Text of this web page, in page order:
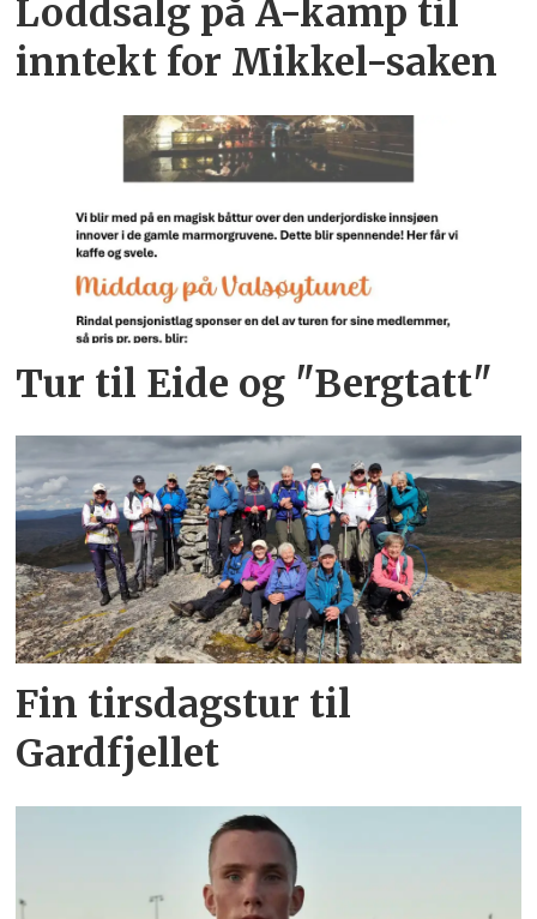
Loddsalg på A-kamp til
inntekt for Mikkel-saken
Tur til Eide og "Bergtatt"
Fin tirsdagstur til
Gardfjellet